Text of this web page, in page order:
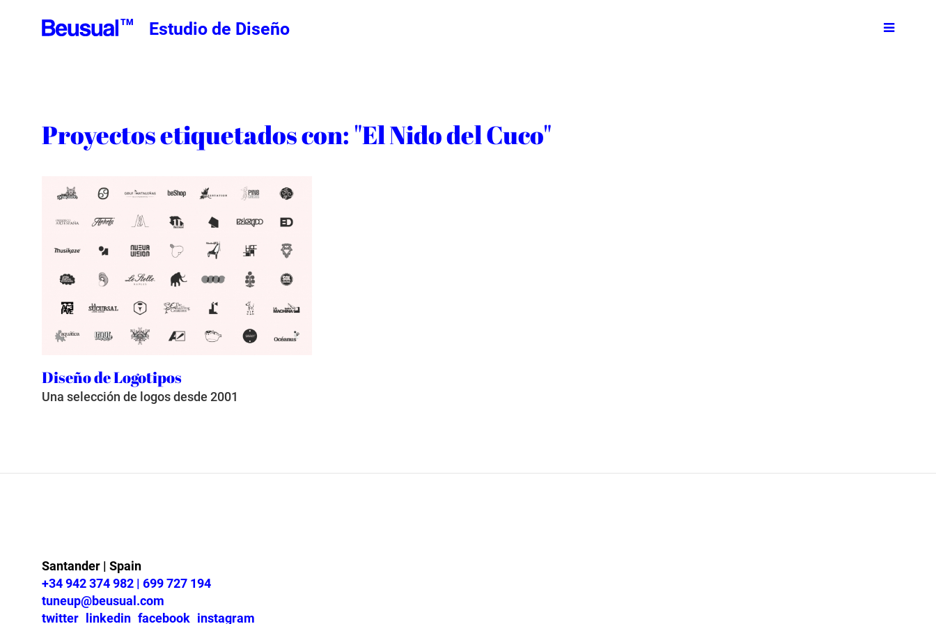
TM Estudio de Diseño
Proyectos etiquetados con: "El Nido del Cuco"
Diseño de Logotipos
Una selección de logos desde 2001
Santander | Spain
+34 942 374 982 | 699 727 194
tuneup@beusual.com
twitter
linkedin facebook instagram